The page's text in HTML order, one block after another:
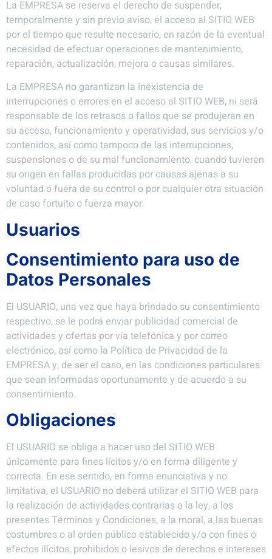
La EMPRESA se reserva el derecho de suspender,
temporalmente y sin previo aviso, el acceso al SITIO WEB
por el tiempo que resulte necesario, en razón de la eventual
necesidad de efectuar operaciones de mantenimiento,
reparación, actualización, mejora o causas similares.
La EMPRESA no garantizan la inexistencia de
interrupciones o errores en el acceso al SITIO WEB, ni será
responsable de los retrasos o fallos que se produjeran en
su acceso, funcionamiento y operatividad, sus servicios y/o
contenidos, así como tampoco de las interrupciones,
suspensiones o de su mal funcionamiento, cuando tuvieren
su origen en fallas producidas por causas ajenas a su
voluntad o fuera de su control o por cualquier otra situación
de caso fortuito o fuerza mayor.
Usuarios
Consentimiento para uso de
Datos Personales
El USUARIO, una vez que haya brindado su consentimiento
respectivo, se le podrá enviar publicidad comercial de
actividades y ofertas por vía telefónica y por correo
electrónico, así como la Política de Privacidad de la
EMPRESA y, de ser el caso, en las condiciones particulares
que sean informadas oportunamente y de acuerdo a su
consentimiento.
Obligaciones
El USUARIO se obliga a hacer uso del SITIO WEB
únicamente para fines lícitos y/o en forma diligente y
correcta. En ese sentido, en forma enunciativa y no
limitativa, el USUARIO no deberá utilizar el SITIO WEB para
la realización de actividades contrarias a la ley, a los
presentes Términos y Condiciones, a la moral, a las buenas
costumbres o al orden público establecido y/o con fines o
efectos ilícitos, prohibidos o lesivos de derechos e intereses